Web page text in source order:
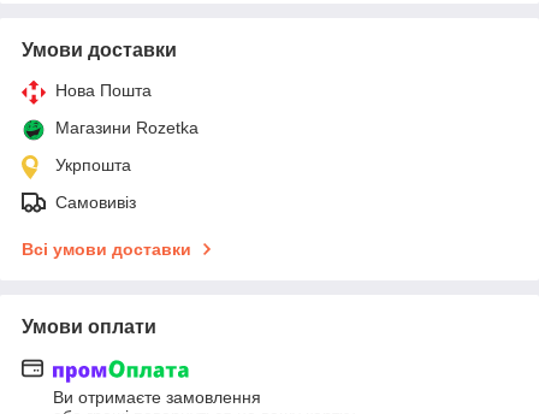
Умови доставки
Нова Пошта
Магазини Rozetka
Укрпошта
Самовивіз
Всі умови доставки
Умови оплати
Ви отримаєте замовлення